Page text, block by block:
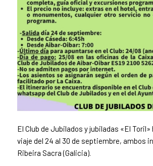
El Club de Jubilados y jubiladas «El Toril»
viaje del 24 al 30 de septiembre, ambos
Ribeira Sacra (Galicia).